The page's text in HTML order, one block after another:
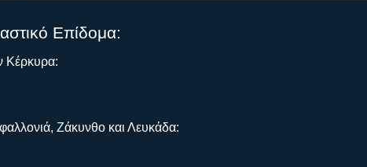
Επίδομα:
Κέρκυρα:
Ζάκυνθο και Λευκάδα: